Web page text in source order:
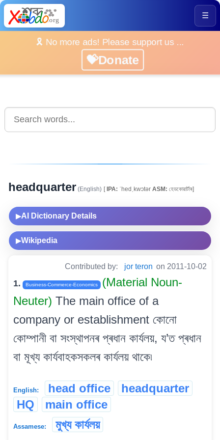
☰
🎗️ No more ads! Please support us ...
💝Donate
headquarter (English) [IPA: ˈhedˌkwɔtər ASM: হেডকোৱাৰ্টাৰ]
▶AI Dictionary Details
▶Wikipedia
Contributed by: jor teron on 2011-10-02
1. Business-Commerce-Economics
(Material Noun-
Neuter) The main office of a
company or establishment কোনো
কোম্পানী বা সংস্থাপনৰ প্ৰধান কাৰ্যলয়, য’ত প্ৰধান
বা মূখ্য কাৰ্যবাহকসকলৰ কাৰ্যলয় থাকে৷
English: head office
headquarter
HQ
main office
Assamese: মুখ্য কাৰ্যলয়